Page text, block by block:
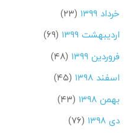
خرداد ۱۳۹۹
(۲۳)
اردیبهشت ۱۳۹۹
(۶۹)
فروردین ۱۳۹۹
(۴۸)
اسفند ۱۳۹۸
(۴۵)
بهمن ۱۳۹۸
(۴۳)
دی ۱۳۹۸
(۷۶)